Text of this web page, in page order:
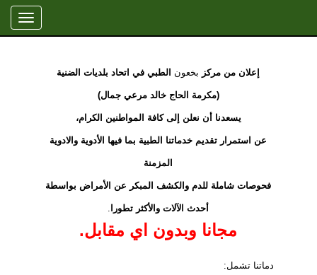
Toggle
إعلان من مركز بخعونالطبي في اتحاد بلديات الضنية
(مكرمة الحاج خالد مرعي جمال)
يسعدنا أن نعلن إلى كافة المواطنين الكرام،
عن استمرار تقديم خدماتنا الطبية بما فيها الأدوية والادوية
المزمنة
فحوصات شاملة للدم والكشف المبكر عن الأمراض بواسطة
أحدث الآلات والأكثر تطورا.
مجانا وبدون اي مقابل.
دماتنا تشمل: